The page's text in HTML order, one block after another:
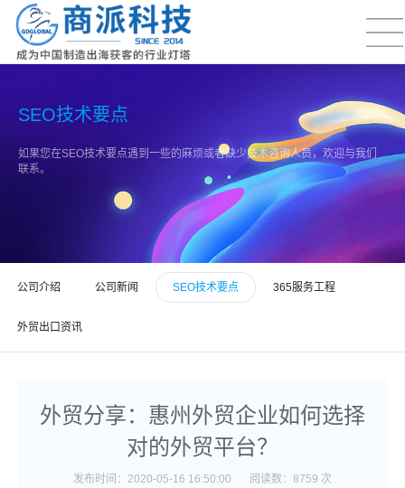
SEO技术要点
如果您在SEO技术要点遇到一些的麻烦或者缺少技术咨询人员，欢迎与我们
联系。
公司介绍 公司新闻 SEO技术要点 365服务工程
外贸出口资讯
外贸分享：惠州外贸企业如何选择
对的外贸平台？
发布时间：2020-05-16 16:50:00 阅读数：8759 次